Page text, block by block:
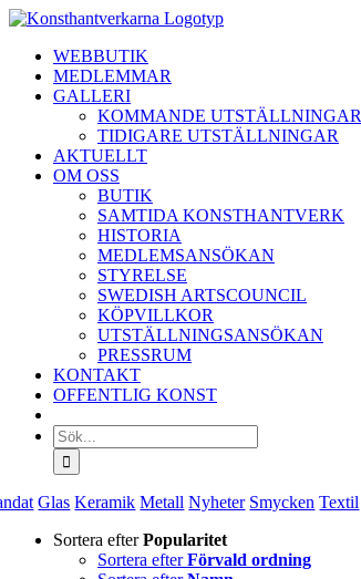
Fortsätt
innehålletWEBBUTIK
MEDLEMMAR
GALLERI
KOMMANDE UTSTÄLLNINGAR
TIDIGARE UTSTÄLLNINGAR
AKTUELLT
OM OSS
BUTIK
SAMTIDA KONSTHANTVERK
HISTORIA
MEDLEMSANSÖKAN
STYRELSE
SWEDISH ARTSCOUNCIL
KÖPVILLKOR
UTSTÄLLNINGSANSÖKAN
PRESSRUM
KONTAKT
OFFENTLIG KONST
Sök
efter:
Glas Keramik Metall Nyheter Smycken Textil
Sortera efterPopularitet
Sortera efterFörvald ordning